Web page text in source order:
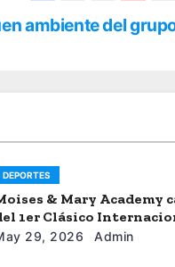
ambiente del
DEPORTES
& Mary Academy
1er Clásico
Tony-Astacio de la
29, 2026 Admin